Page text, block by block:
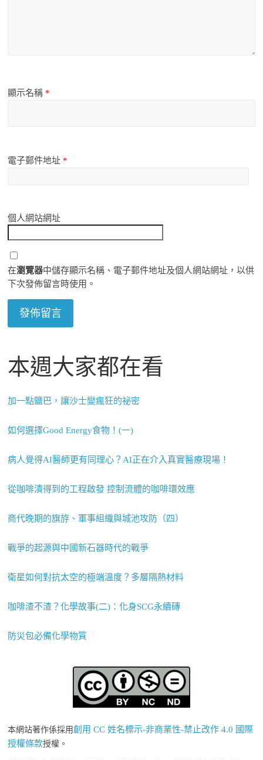
顯示名稱 *
電子郵件地址 *
個人網站網址
在瀏覽器中儲存顯示名稱、電子郵件地址及個人網站網址，以供
下次發佈留言時使用。
本週大家都在看
加一點鹽巴，讓沙士變瘋狂的祕密
如何選擇Good Energy食物！(一)
病人覺得AI醫師更有同理心？AI正在介入真實醫療現場！
從咖啡漬得到的工程啟發 控制流體的咖啡環效應
商代晚期的旗斿、軍事組織與城池攻防（四）
戰爭的起源與中國新石器時代的戰爭
衛星如何對抗太空的極端溫度？多層隔熱材料
咖啡渣不渣？化學故事(二)：化身SCG永續磚
防災包必備化學物質
本網站著作係採用創用 CC 姓名標示-非商業性-禁止改作 4.0 國際
授權條款授權。